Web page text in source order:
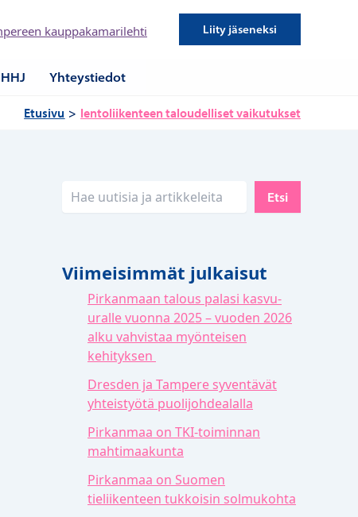
kauppakamarilehti Liity jäseneksi
HHJ Yhteystiedot
Etusivu lentoliikenteen taloudelliset vaikutukset
Etsi
Viimeisimmät julkaisut
Pirkanmaan talous palasi kasvu-
uralle vuonna 2025 – vuoden 2026
alku vahvistaa myönteisen
kehityksen
Dresden ja Tampere syventävät
yhteistyötä puolijohdealalla
Pirkanmaa on TKI-toiminnan
mahtimaakunta
Pirkanmaa on Suomen
tieliikenteen tukkoisin solmukohta